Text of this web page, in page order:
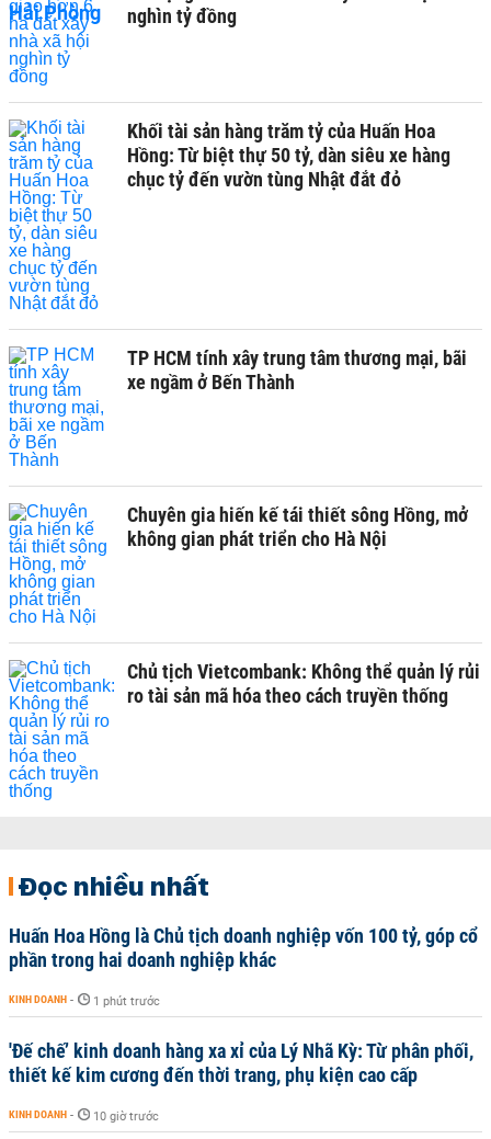
nghìn tỷ đồng
Khối tài sản hàng trăm tỷ của Huấn Hoa
Hồng: Từ biệt thự 50 tỷ, dàn siêu xe hàng
chục tỷ đến vườn tùng Nhật đắt đỏ
TP HCM tính xây trung tâm thương mại, bãi
xe ngầm ở Bến Thành
Chuyên gia hiến kế tái thiết sông Hồng, mở
không gian phát triển cho Hà Nội
Chủ tịch Vietcombank: Không thể quản lý rủi
ro tài sản mã hóa theo cách truyền thống
Đọc nhiều nhất
Huấn Hoa Hồng là Chủ tịch doanh nghiệp vốn 100 tỷ, góp cổ
phần trong hai doanh nghiệp khác
KINH DOANH - 1 phút trước
'Đế chế’ kinh doanh hàng xa xỉ của Lý Nhã Kỳ: Từ phân phối,
thiết kế kim cương đến thời trang, phụ kiện cao cấp
KINH DOANH - 10 giờ trước